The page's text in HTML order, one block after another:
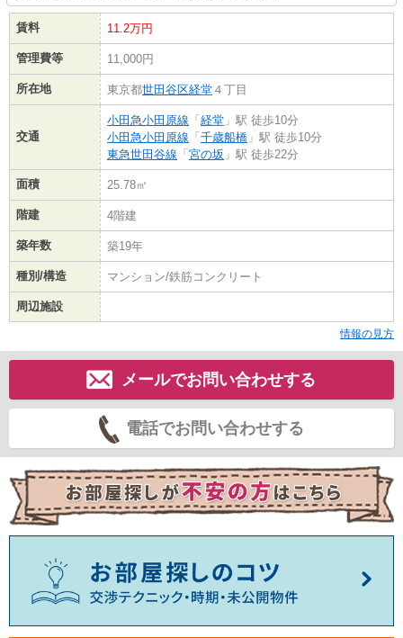
賃料 11.2万円
管理費等 11,000円
所在地 東京都世田谷区経堂 ４丁目
交通
小田急小田原線 「 経堂 」駅 徒歩10分
小田急小田原線 「 千歳船橋 」駅 徒歩10分
東急世田谷線 「 宮の坂 」駅 徒歩22分
面積 25.78㎡
階建 4階建
築年数 築19年
種別/構造 マンション/鉄筋コンクリート
周辺施設
情報の見方
メールでお問い合わせする
電話でお問い合わせする